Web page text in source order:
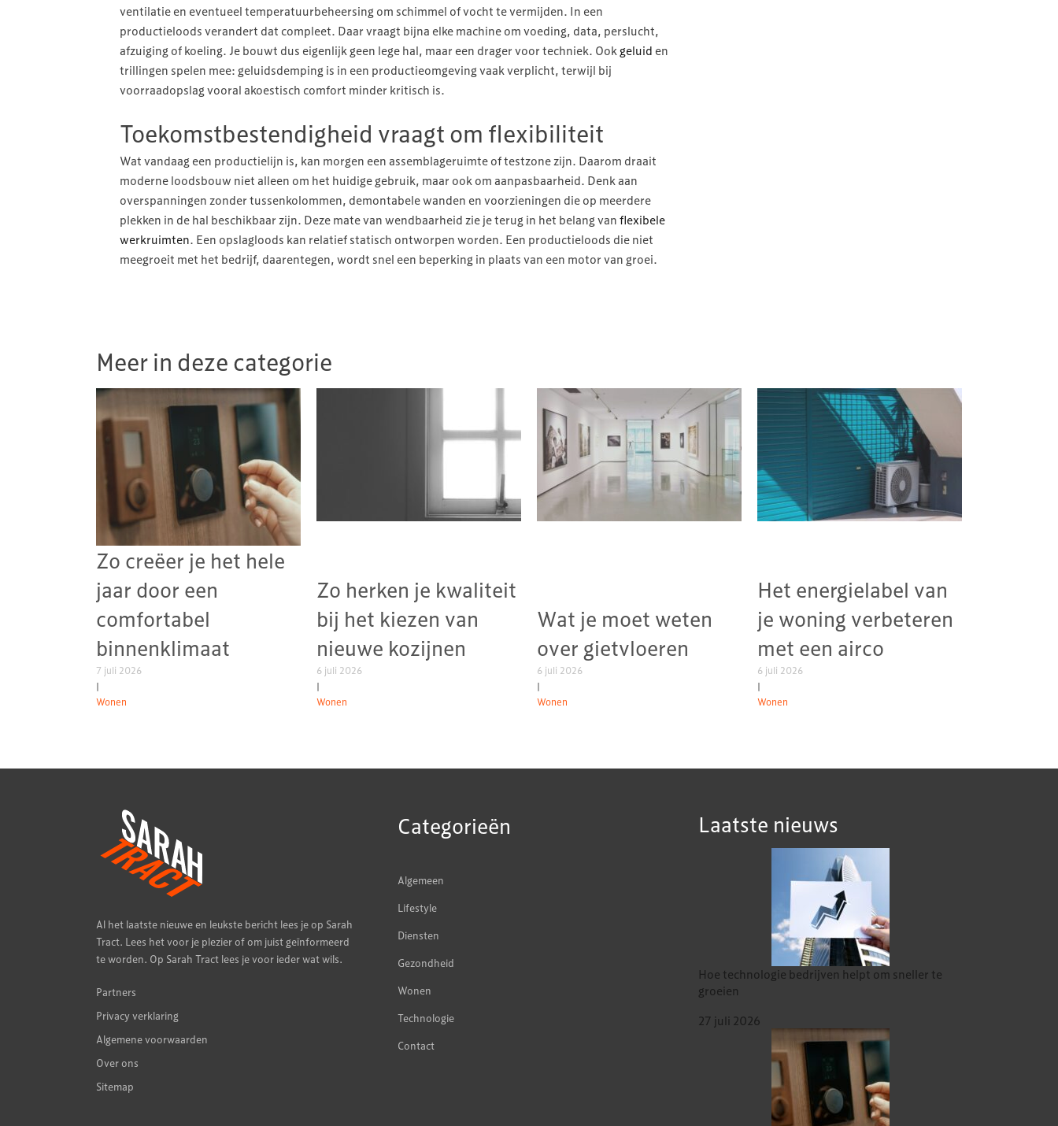
ventilatie en eventueel temperatuurbeheersing om schimmel of vocht te vermijden. In een
productieloods verandert dat compleet. Daar vraagt bijna elke machine om voeding, data, perslucht,
afzuiging of koeling. Je bouwt dus eigenlijk geen lege hal, maar een drager voor techniek. Ook geluid en
trillingen spelen mee: geluidsdemping is in een productieomgeving vaak verplicht, terwijl bij
voorraadopslag vooral akoestisch comfort minder kritisch is.
Toekomstbestendigheid vraagt om flexibiliteit
Wat vandaag een productielijn is, kan morgen een assemblageruimte of testzone zijn. Daarom draait
moderne loodsbouw niet alleen om het huidige gebruik, maar ook om aanpasbaarheid. Denk aan
overspanningen zonder tussenkolommen, demontabele wanden en voorzieningen die op meerdere
plekken in de hal beschikbaar zijn. Deze mate van wendbaarheid zie je terug in het belang van flexibele
werkruimten. Een opslagloods kan relatief statisch ontworpen worden. Een productieloods die niet
meegroeit met het bedrijf, daarentegen, wordt snel een beperking in plaats van een motor van groei.
Meer in deze categorie
Zo creëer je het hele
jaar door een
comfortabel
binnenklimaat
7 juli 2026
|
Wonen
Zo herken je kwaliteit
bij het kiezen van
nieuwe kozijnen
6 juli 2026
|
Wonen
Wat je moet weten
over gietvloeren
6 juli 2026
|
Wonen
Het energielabel van
je woning verbeteren
met een airco
6 juli 2026
|
Wonen
Al het laatste nieuwe en leukste bericht lees je op Sarah
Tract. Lees het voor je plezier of om juist geïnformeerd
te worden. Op Sarah Tract lees je voor ieder wat wils.
Partners
Privacy verklaring
Algemene voorwaarden
Over ons
Sitemap
Categorieën
Algemeen
Lifestyle
Diensten
Gezondheid
Wonen
Technologie
Contact
Laatste nieuws
Hoe technologie bedrijven helpt om sneller te
groeien
27 juli 2026